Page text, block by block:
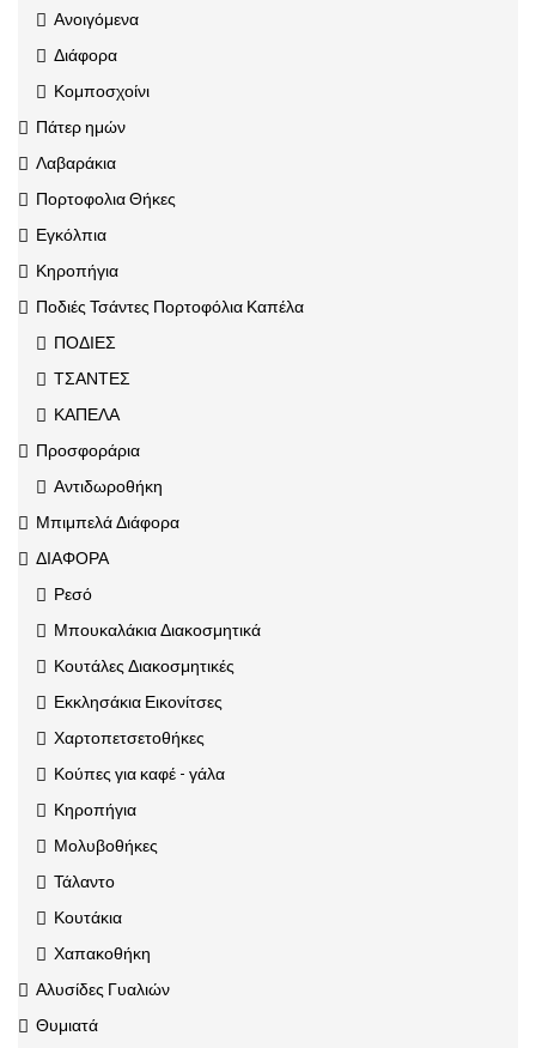
Ανοιγόμενα
Διάφορα
Κομποσχοίνι
Πάτερ ημών
Λαβαράκια
Πορτοφολια Θήκες
Εγκόλπια
Κηροπήγια
Ποδιές Τσάντες Πορτοφόλια Καπέλα
ΠΟΔΙΕΣ
ΤΣΑΝΤΕΣ
ΚΑΠΕΛΑ
Προσφοράρια
Αντιδωροθήκη
Μπιμπελά Διάφορα
ΔΙΑΦΟΡΑ
Ρεσό
Μπουκαλάκια Διακοσμητικά
Κουτάλες Διακοσμητικές
Εκκλησάκια Εικονίτσες
Χαρτοπετσετοθήκες
Κούπες για καφέ - γάλα
Κηροπήγια
Μολυβοθήκες
Τάλαντο
Κουτάκια
Χαπακοθήκη
Αλυσίδες Γυαλιών
Θυμιατά